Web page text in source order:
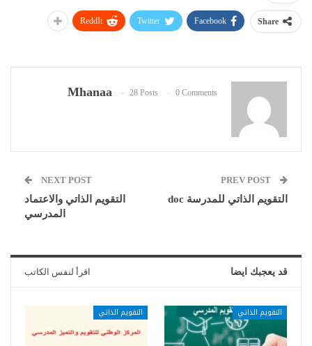
Share
Facebook
Twitter
ReddIt
Mhanaa 28 Posts 0 Comments
التقويم الذاتي للمدرسة doc
NEXT POST
التقويم الذاتي والاعتماد
المدرسي
قد يعجبك ايضا اقرأ لنفس الكاتب
التقويم الذاتي التقويم الذاتي